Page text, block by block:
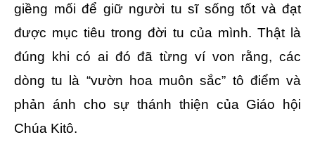
giềng mối để giữ người tu sĩ sống tốt và đạt
được mục tiêu trong đời tu của mình. Thật là
đúng khi có ai đó đã từng ví von rằng, các
dòng tu là “vườn hoa muôn sắc” tô điểm và
phản ánh cho sự thánh thiện của Giáo hội
Chúa Kitô.